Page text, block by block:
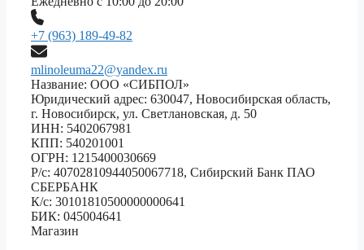
+7 (963) 189-49-82
mlinoleuma22@yandex.ru
Название: ООО «СИБПОЛ»
Юридический адрес: 630047, Новосибирская область,
г. Новосибирск, ул. Светлановская, д. 50
ИНН: 5402067981
КПП: 540201001
ОГРН: 1215400030669
Р/с: 40702810944050067718, Сибирский Банк ПАО
СБЕРБАНК
К/с: 30101810500000000641
БИК: 045004641
Магазин